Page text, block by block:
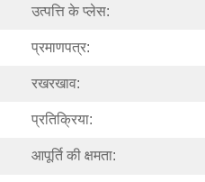
उत्पत्ति के प्लेस:
प्रमाणपत्र:
रखरखाव:
प्रतिक्रिया:
आपूर्ति की क्षमता: